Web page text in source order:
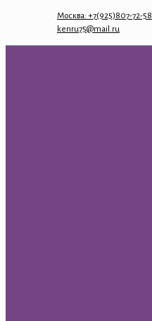
Москва: +7(925)807-72-58
kenru75@mail.ru